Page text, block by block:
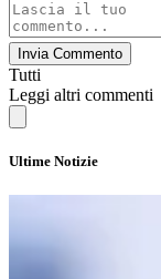
Invia Commento
Tutti
Leggi altri commenti
Ultime Notizie